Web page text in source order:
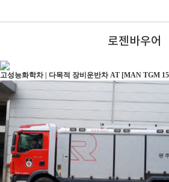
로젠바우어
고성능화학차 | 다목적 장비운반차 AT [MAN TGM